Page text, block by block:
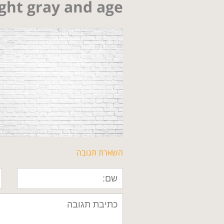
stucco light gray
and age
gray and age
השארת תגובה